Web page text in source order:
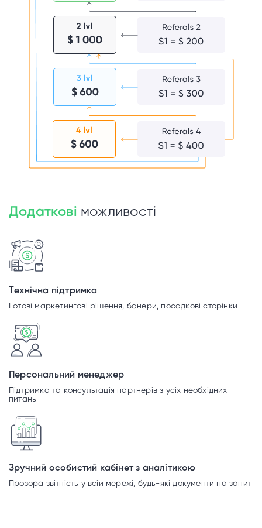
Додаткові можливості
Технічна підтримка
Готові маркетингові рішення, банери, посадкові сторінки
Персональний менеджер
Підтримка та консультація партнерів з усіх необхідних
питань
Зручний особистий кабінет з аналітикою
Прозора звітність у всій мережі, будь-які документи на запит